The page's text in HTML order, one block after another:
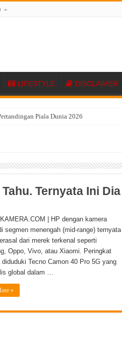
LIFESTYLE DISCLAIMER
Piala Dunia 2026
Ternyata Ini Dia
| HP dengan kamera
segmen menengah (mid-range) ternyata
dari merek terkenal seperti
Oppo, Vivo, atau Xiaomi. Peringkat
diduduki Tecno Camon 40 Pro 5G yang
global dalam …
»